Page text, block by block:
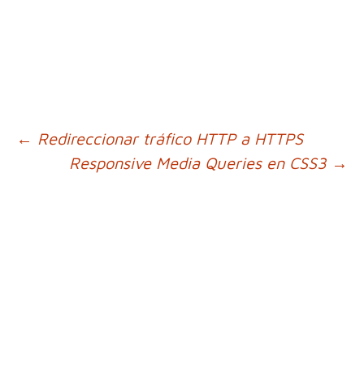
Ir
← Redireccionar tráfico HTTP a HTTPS
Responsive Media Queries en CSS3 →